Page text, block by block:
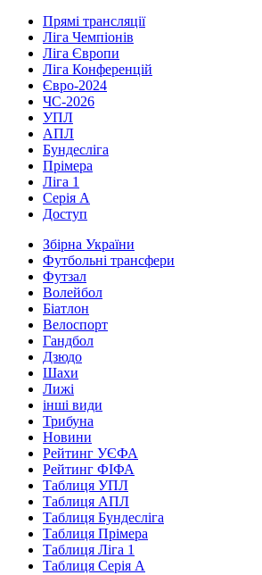
Прямі трансляції
Ліга Чемпіонів
Ліга Європи
Ліга Конференцій
Євро-2024
ЧС-2026
УПЛ
АПЛ
Бундесліга
Прімера
Ліга 1
Серія А
Доступ
Збірна України
Футбольні трансфери
Футзал
Волейбол
Біатлон
Велоспорт
Гандбол
Дзюдо
Шахи
Лижі
інші види
Трибуна
Новини
Рейтинг УЄФА
Рейтинг ФІФА
Таблиця УПЛ
Таблиця АПЛ
Таблиця Бундесліга
Таблиця Прімера
Таблиця Ліга 1
Таблиця Серія А